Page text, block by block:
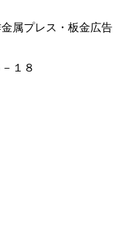
金属プレス・板金広告
１８